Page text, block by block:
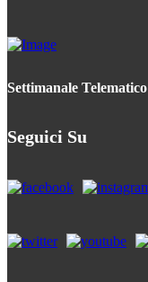
Settimanale
Seguici Su